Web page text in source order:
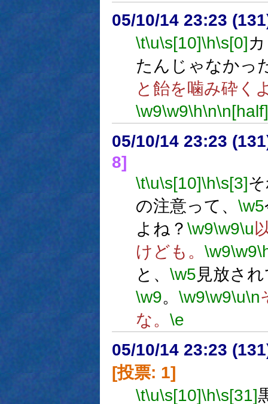
05/10/14 23:23
\t\u\s[10]\h\s[0]
たんじゃなかっ
と飴を噛み砕く
\w9\w9\h\n\n[half]
05/10/14 23:23
8]
\t\u\s[10]\h\s[3]
の注意って、 \w5
よね？ \w9\w9\u
けども。 \w9\w9
と、 \w5 見放さ
\w9。 \w9\w9\u\n
な。 \e
05/10/14 23:23
[投票: 1]
\t\u\s[10]\h\s[31]